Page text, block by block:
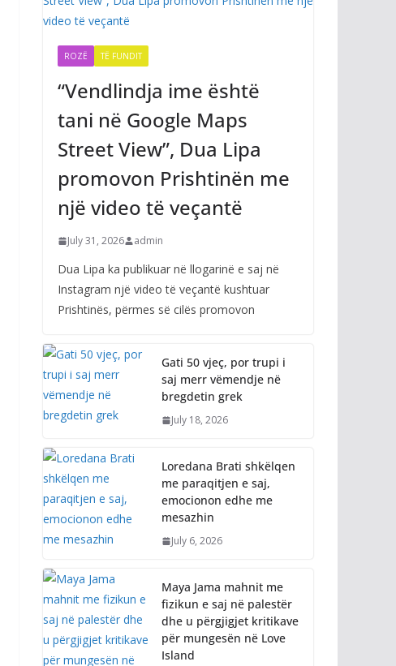
ROZË TË FUNDIT
“Vendlindja ime është
tani në Google Maps
Street View”, Dua Lipa
promovon Prishtinën me
një video të veçantë
July 31, 2026 admin
Dua Lipa ka publikuar në llogarinë e saj në
Instagram një video të veçantë kushtuar
Prishtinës, përmes së cilës promovon
Gati 50 vjeç, por trupi i
saj merr vëmendje në
bregdetin grek
July 18, 2026
Loredana Brati shkëlqen
me paraqitjen e saj,
emocionon edhe me
mesazhin
July 6, 2026
Maya Jama mahnit me
fizikun e saj në palestër
dhe u përgjigjet kritikave
për mungesën në Love
Island